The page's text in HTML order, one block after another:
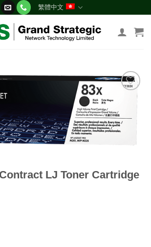
繁體中文
添加
望清
LJ Toner Cartridge